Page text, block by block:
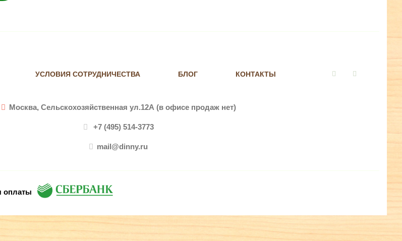
УСЛОВИЯ СОТРУДНИЧЕСТВА БЛОГ КОНТАКТЫ
Москва, Сельскохозяйственная ул.12А (в офисе продаж нет)
+7 (495) 514-3773
mail@dinny.ru
оплаты